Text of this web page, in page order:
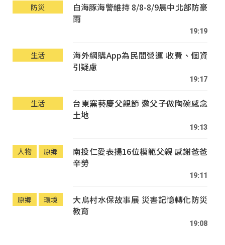
防災
白海豚海警維持 8/8-8/9晨中北部防豪
雨
19:19
生活
海外網購App為民間營運 收費、個資
引疑慮
19:17
生活
台東窯藝慶父親節 邀父子做陶碗感念
土地
19:13
人物 原鄉
南投仁愛表揚16位模範父親 感謝爸爸
辛勞
19:11
原鄉 環境
大鳥村水保故事展 災害記憶轉化防災
教育
19:08